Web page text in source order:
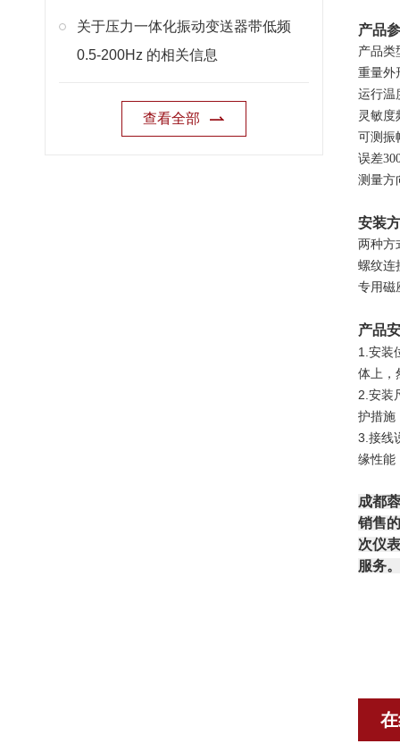
关于压力一体化振动变送器带低频
0.5-200Hz 的相关信息
查看全部
产品
产品类
重量外
运行
灵敏度
可测振
误差
测量方
安装
两种方
螺纹连
专用磁
产品
1.安装
体上，
2.安装
护措施
3.接线
缘性能
成都
销售
次仪
服务。